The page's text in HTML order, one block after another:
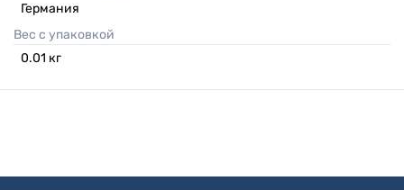
Германия
Вес с упаковкой
0.01 кг